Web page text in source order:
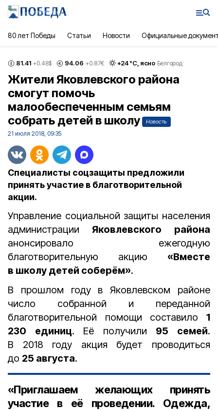
80 лет Победы Статьи Новости Официальные
81.41 +0.48$ 94.06 +0.87€ +24°С, ясно Белгород
Жители Яковлевского района
смогут помочь
малообеспеченным семьям
собрать детей в школу
Новость
21 июля 2018, 09:35
Специалисты соцзащиты предложили
принять участие в благотворительной
акции.
Управление социальной защиты населения
администрации Яковлевского района
анонсировало ежегодную
благотворительную акцию «Вместе
в школу детей соберём».
В прошлом году в Яковлевском районе
число собранной и переданной
благотворительной помощи составило 1
230 единиц. Её получили 95 семей.
В 2018 году акция будет проводиться
до 25 августа.
«Приглашаем желающих принять
участие в её проведении. Одежда,